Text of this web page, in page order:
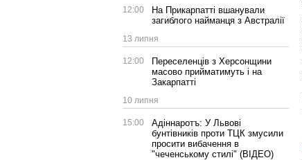
12:00
На Прикарпатті вшанували
загиблого найманця з Австралії
13 липня
12:00
Переселенців з Херсонщини
масово прийматимуть і на
Закарпатті
10 липня
15:00
Адіннаротъ: У Львові
бунтівників проти ТЦК змусили
просити вибачення в
"чеченському стилі" (ВІДЕО)